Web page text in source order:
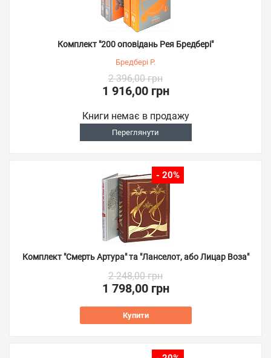
Комплект "200 оповідань Рея Бредбері"
Бредбері Р.
2 396,00 грн
1 916,00 грн
Книги немає в продажу
Переглянути
- 20%
Комплект "Смерть Артура" та "Ланселот, або Лицар Воза"
2 248,00 грн
1 798,00 грн
Купити